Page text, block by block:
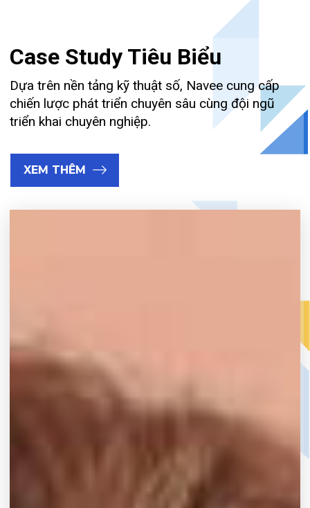
Case Study Tiêu Biểu
Dựa trên nền tảng kỹ thuật số, Navee cung cấp
chiến lược phát triển chuyên sâu cùng đội ngũ
triển khai chuyên nghiệp.
XEM THÊM